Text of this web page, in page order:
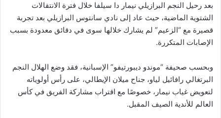
بعد رحيل النجم البرازيلي نيمار دا سيلفا خلال فترة الانتقالات
الشتوية الماضية، حيث عاد إلى نادي سانتوس البرازيلي بعد تجربة
قصيرة مع “الزعيم” لم يشارك خلالها سوى في دقائق معدودة بسبب
الإصابات المتكررة.
وبحسب صحيفة “موندو ديبورتيفو” الإسبانية، فقد وضع الهلال النجم
البرتغالي رافائيل لياو، جناح ميلان الإيطالي، على رأس أولوياته
لتعويض غياب نيمار، خصوصًا مع اقتراب مشاركة الفريق في كأس
العالم للأندية الصيف المقبل.